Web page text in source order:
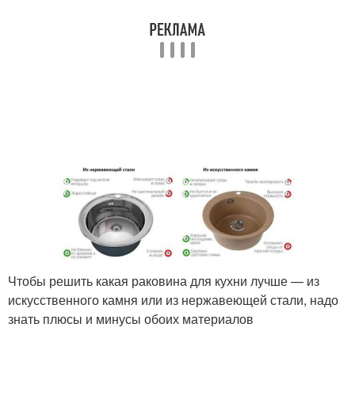
Чтобы решить какая раковина для кухни лучше — из
искусственного камня или из нержавеющей стали, надо
знать плюсы и минусы обоих материалов